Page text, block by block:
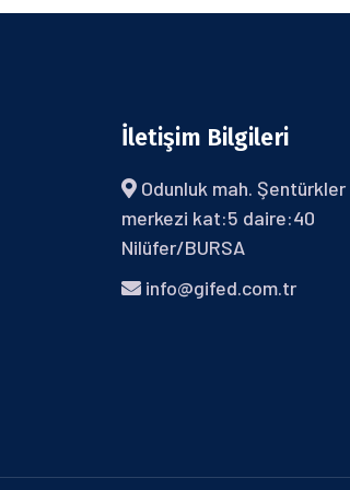
İletişim Bilgileri
Odunluk mah. Şentürkler
merkezi kat:5 daire:40
Nilüfer/BURSA
info@gifed.com.tr